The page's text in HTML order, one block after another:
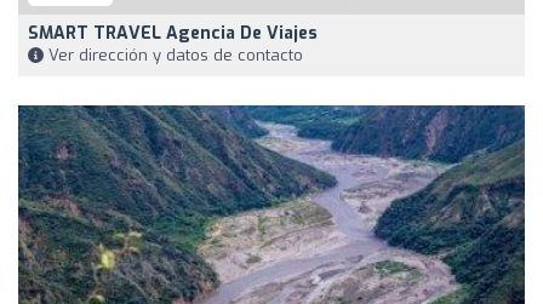
SMART TRAVEL Agencia De Viajes
Ver dirección y datos de contacto